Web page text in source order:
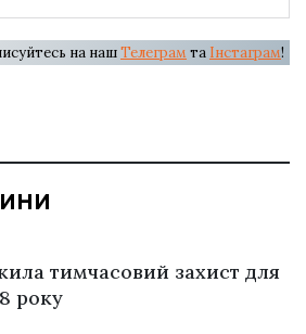
на нашТелеграм та Інстаграм!
тимчасовий захист для
року